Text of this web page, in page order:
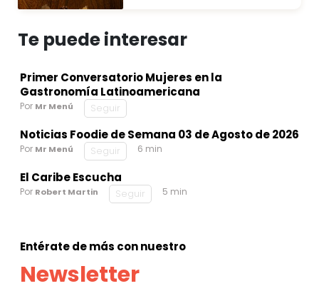
Te puede interesar
Primer Conversatorio Mujeres en la
Gastronomía Latinoamericana
Por Mr Menú Seguir
Noticias Foodie de Semana 03 de Agosto de 2026
Por Mr Menú Seguir 6 min
El Caribe Escucha
Por Robert Martin Seguir 5 min
Entérate de más con nuestro
Newsletter